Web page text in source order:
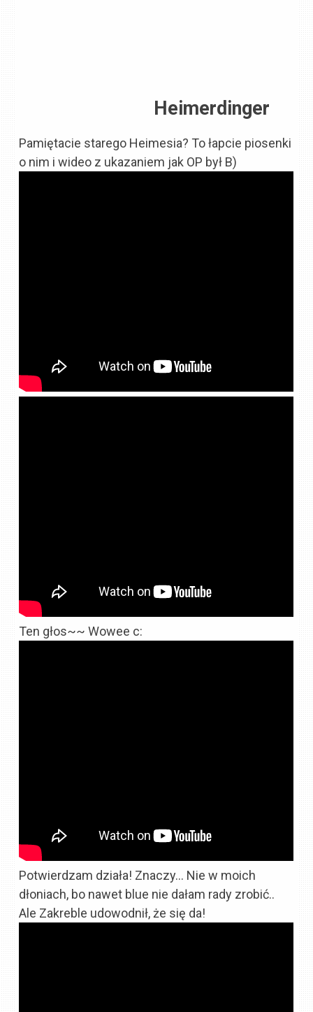
Heimerdinger
Pamiętacie starego Heimesia? To łapcie piosenki
o nim i wideo z ukazaniem jak OP był B)
Ten głos~~ Wowee c:
Potwierdzam działa! Znaczy… Nie w moich
dłoniach, bo nawet blue nie dałam rady zrobić..
Ale Zakreble udowodnił, że się da!